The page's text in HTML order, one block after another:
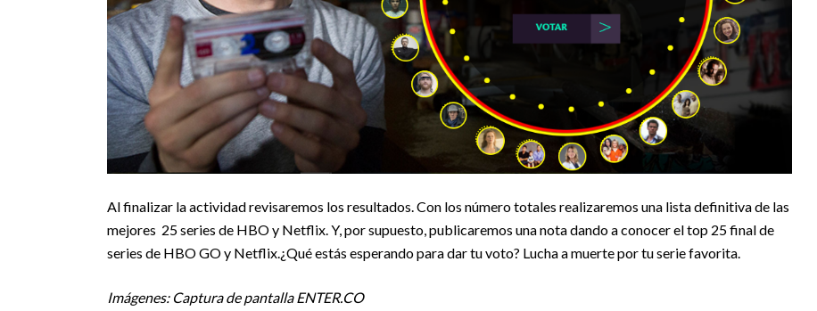
Al finalizar la actividad revisaremos los resultados. Con los número totales realizaremos una lista definitiva de las
mejores 25 series de HBO y Netflix. Y, por supuesto, publicaremos una nota dando a conocer el top 25 final de
series de HBO GO y Netflix. ¿Qué estás esperando para dar tu voto? Lucha a muerte por tu serie favorita.
Imágenes: Captura de pantalla ENTER.CO